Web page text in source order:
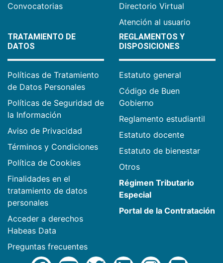
Convocatorias
Directorio Virtual
Atención al usuario
TRATAMIENTO DE
DATOS
Políticas de Tratamiento
de Datos Personales
Políticas de Seguridad de
la Información
Aviso de Privacidad
Términos y Condiciones
Política de Cookies
Finalidades en el
tratamiento de datos
personales
Acceder a derechos
Habeas Data
Preguntas frecuentes
REGLAMENTOS Y
DISPOSICIONES
Estatuto general
Código de Buen
Gobierno
Reglamento estudiantil
Estatuto docente
Estatuto de bienestar
Otros
Régimen Tributario
Especial
Portal de la Contratación